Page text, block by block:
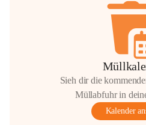
Sieh dir die
Müllabfuhr in
Kalender